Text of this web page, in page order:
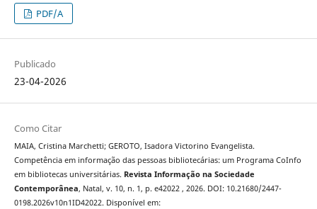
PDF/A
Publicado
23-04-2026
Como Citar
MAIA, Cristina Marchetti; GEROTO, Isadora Victorino Evangelista.
Competência em informação das pessoas bibliotecárias: um Programa CoInfo
em bibliotecas universitárias. Revista Informação na Sociedade
Contemporânea, Natal, v. 10, n. 1, p. e42022 , 2026. DOI: 10.21680/2447-
0198.2026v10n1ID42022. Disponível em: